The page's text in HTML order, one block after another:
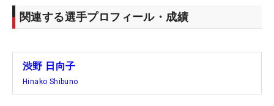
関連する選手プロフィール・成績
渋野 日向子
Hinako Shibuno